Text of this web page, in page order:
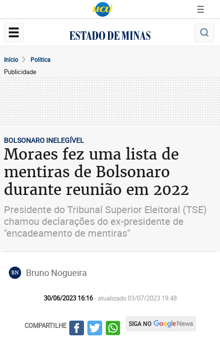
Início Politica
Publicidade
BOLSONARO INELEGÍVEL
Moraes fez uma lista de
mentiras de Bolsonaro
durante reunião em 2022
Presidente do Tribunal Superior Eleitoral (TSE)
chamou declarações do ex-presidente de
"encadeamento de mentiras"
BN Bruno Nogueira
30/06/2023 16:16- atualizado 03/07/2023 19:48
COMPARTILHE SIGA NO